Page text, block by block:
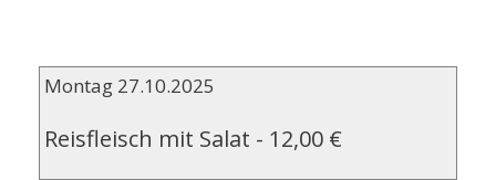
Montag 27.10.2025
Reisfleisch mit Salat - 12,00 €